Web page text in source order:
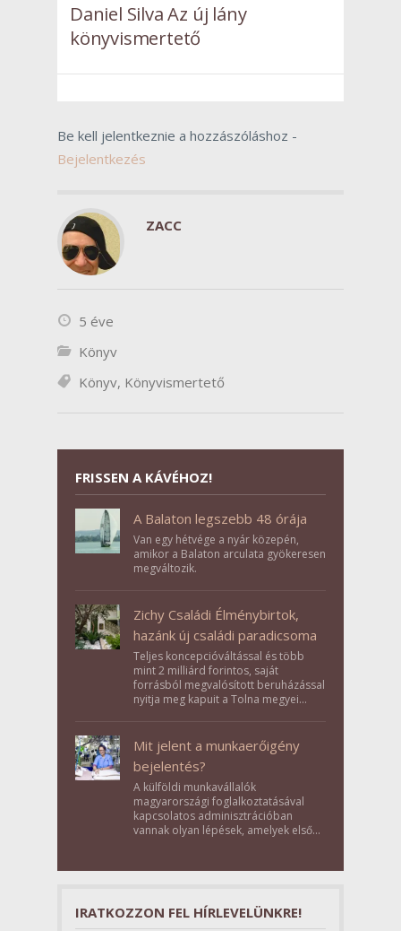
Daniel Silva Az új lány
könyvismertető
Be kell jelentkeznie a hozzászóláshoz -
Bejelentkezés
ZACC
5 éve
Könyv
Könyv, Könyvismertető
FRISSEN A KÁVÉHOZ!
A Balaton legszebb 48 órája
Van egy hétvége a nyár közepén,
amikor a Balaton arculata gyökeresen
megváltozik.
Zichy Családi Élménybirtok,
hazánk új családi paradicsoma
Teljes koncepcióváltással és több
mint 2 milliárd forintos, saját
forrásból megvalósított beruházással
nyitja meg kapuit a Tolna megyei
Mit jelent a munkaerőigény
bejelentés?
A külföldi munkavállalók
magyarországi foglalkoztatásával
kapcsolatos adminisztrációban
vannak olyan lépések, amelyek első
szerepet töltenek be az egész
IRATKOZZON FEL HÍRLEVELÜNKRE!